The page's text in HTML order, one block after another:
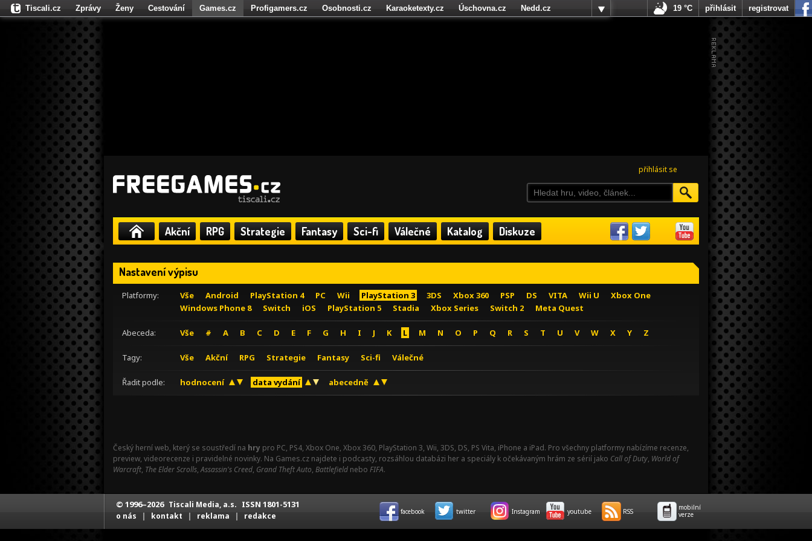
přihlásit se
Akční RPG Strategie Fantasy Sci-fi Válečné Katalog Diskuze
Nastavení výpisu
Platformy: Vše Android PlayStation 4 PC Wii PlayStation 3 3DS Xbox 360 PSP DS VITA Wii U
Xbox One
Windows Phone 8
Switch iOS PlayStation 5 Stadia Xbox Series Switch 2 Meta Quest
Abeceda: Vše # A B C D E F G H I J K L M N O P Q R S T U V W X Y Z
Tagy: Vše Akční RPG Strategie Fantasy Sci-fi Válečné
Řadit podle: hodnocení data vydání abecedně
Český herní web, který se soustředí na hry pro PC, PS4, Xbox One, Xbox 360, PlayStation 3, Wii, 3DS, DS, PS Vita, iPhone a iPad. Pro všechny platformy nabízíme recenze,
preview, videorecenze i pravidelné novinky. Na Games.cz najdete i podcasty, rozsáhlou databázi her a speciály k očekávaným hrám ze sérií jako Call of Duty, World of
Warcraft, The Elder Scrolls,Assassin's Creed, Grand Theft Auto, Battlefield nebo FIFA.
Tiscali.cz Zprávy Ženy Cestování Games.cz Profigamers.cz Osobnosti.cz Karaoketexty.cz Úschovna.cz
Nedd.cz
Fights.cz
19 °C přihlásit registrovat
© 1996–2026 Tiscali Media, a.s. ISSN 1801-5131
o nás | kontakt | reklama | redakce facebook twitter Instagram youtube RSS
mobilní
verze